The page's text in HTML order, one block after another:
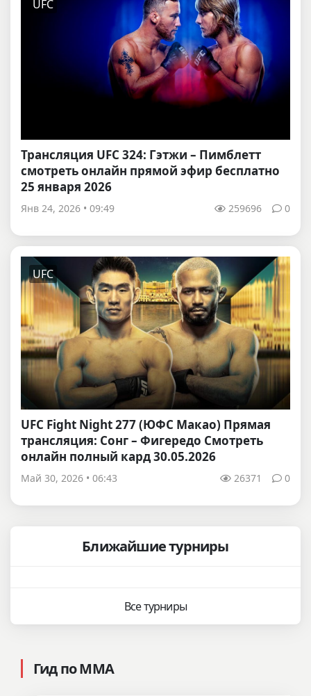
UFC
Трансляция UFC 324: Гэтжи – Пимблетт
смотреть онлайн прямой эфир бесплатно
25 января 2026
Янв 24, 2026 • 09:49 259696 0
UFC
UFC Fight Night 277 (ЮФС Макао) Прямая
трансляция: Сонг – Фигередо Смотреть
онлайн полный кард 30.05.2026
Май 30, 2026 • 06:43 26371 0
Ближайшие турниры
Все турниры
Гид по ММА